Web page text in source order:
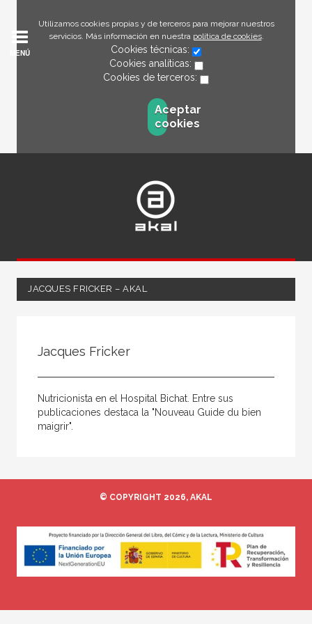
Utilizamos cookies propias y de terceros para mejorar nuestros
servicios. Más información en nuestra política de cookies.
Cookies técnicas:
Cookies analíticas:
Cookies de terceros:
Aceptar
cookies
MENÚ
JACQUES FRICKER – AKAL
Coordinador
Escritor
Ilustrador
Prologuista
Traductor
Jacques Fricker
Nutricionista en el Hospital Bichat. Entre sus
publicaciones destaca la "Nouveau Guide du bien
maigrir".
© COPYRIGHT 2026, AKAL